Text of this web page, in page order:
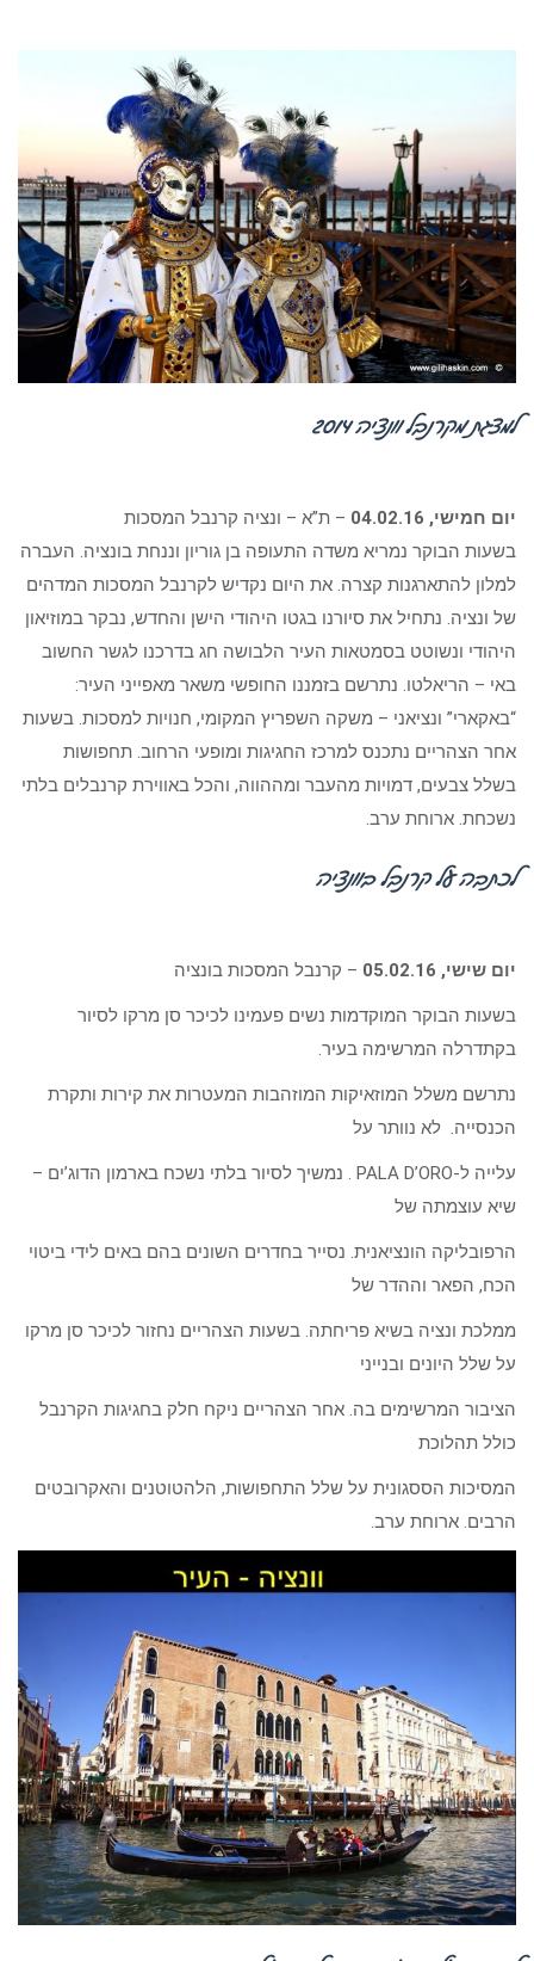
למצגת מקרנבל וונציה 2014
יום חמישי, 04.02.16
– ת”א – ונציה קרנבל המסכות
בשעות הבוקר נמריא משדה התעופה בן גוריון וננחת בונציה. העברה
למלון להתארגנות קצרה. את היום נקדיש לקרנבל המסכות המדהים
של ונציה. נתחיל את סיורנו בגטו היהודי הישן והחדש, נבקר במוזיאון
היהודי ונשוטט בסמטאות העיר הלבושה חג בדרכנו לגשר החשוב
באי – הריאלטו. נתרשם בזמננו החופשי משאר מאפייני העיר:
“באקארי” ונציאני – משקה השפריץ המקומי, חנויות למסכות. בשעות
אחר הצהריים נתכנס למרכז החגיגות ומופעי הרחוב. תחפושות
בשלל צבעים, דמויות מהעבר ומההווה, והכל באווירת קרנבלים בלתי
נשכחת. ארוחת ערב.
לכתבה על קרנבל בוונציה
יום שישי, 05.02.16 – קרנבל המסכות בונציה
בשעות הבוקר המוקדמות נשים פעמינו לכיכר סן מרקו לסיור
בקתדרלה המרשימה בעיר.
נתרשם משלל המוזאיקות המוזהבות המעטרות את קירות ותקרת
הכנסייה. לא נוותר על
עלייה ל-PALA D’ORO . נמשיך לסיור בלתי נשכח בארמון הדוג’ים –
שיא עוצמתה של
הרפובליקה הונציאנית. נסייר בחדרים השונים בהם באים לידי ביטוי
הכח, הפאר וההדר של
ממלכת ונציה בשיא פריחתה. בשעות הצהריים נחזור לכיכר סן מרקו
על שלל היונים ובנייני
הציבור המרשימים בה. אחר הצהריים ניקח חלק בחגיגות הקרנבל
כולל תהלוכת
המסיכות הססגונית על שלל התחפושות, הלהטוטנים והאקרובטים
הרבים. ארוחת ערב.